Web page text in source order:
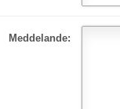
Meddelande: